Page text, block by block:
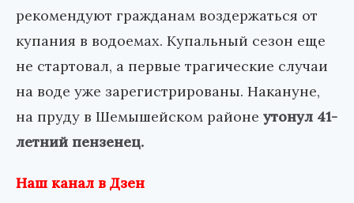
рекомендуют гражданам воздержаться от
купания в водоемах. Купальный сезон еще
не стартовал, а первые трагические случаи
на воде уже зарегистрированы. Накануне,
на пруду в Шемышейском районе утонул 41-
летний пензенец.
Наш канал в Дзен